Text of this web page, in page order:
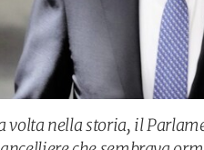
volta nella storia, il